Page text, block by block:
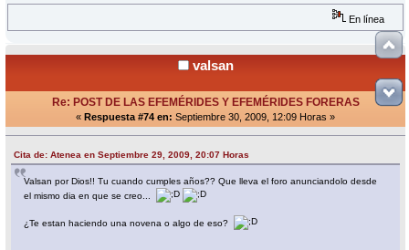
En línea
valsan
Re: POST DE LAS EFEMÉRIDES Y EFEMÉRIDES FORERAS
« Respuesta #74 en: Septiembre 30, 2009, 12:09 Horas »
Cita de: Atenea en Septiembre 29, 2009, 20:07 Horas
Valsan por Dios!! Tu cuando cumples años?? Que lleva el foro anunciandolo desde
el mismo dia en que se creo...
¿Te estan haciendo una novena o algo de eso?